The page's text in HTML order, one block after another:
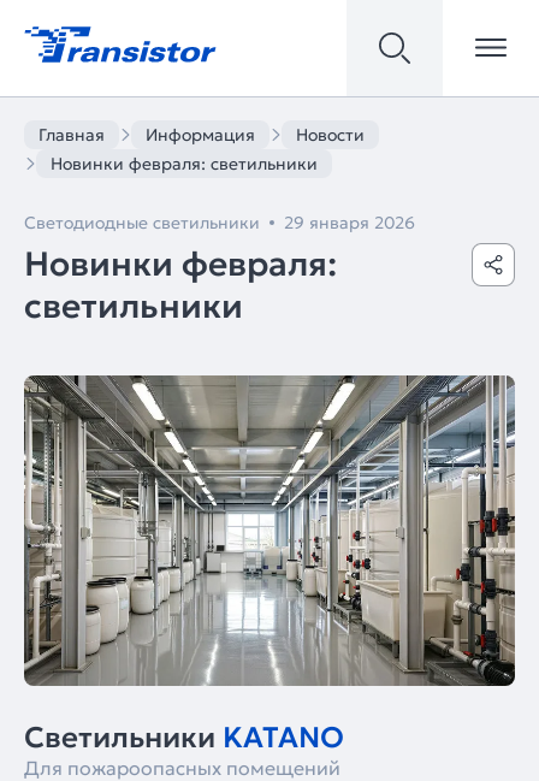
Главная Информация
Новости
Новинки февраля: светильники
Светодиодные светильники 29 января 2026
Новинки февраля:
светильники
Светильники KATANO
Для пожароопасных помещений